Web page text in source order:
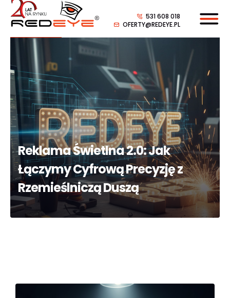
531 608 018
OFERTY@REDEYE.PL
Reklama Świetlna 2.0: Jak
Łączymy Cyfrową Precyzję z
Rzemieślniczą Duszą